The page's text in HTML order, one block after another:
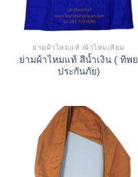
ย่ามผ้าไหมแท้ /ผ้าไหมเทียม
ย่ามผ้าไหมแท้ สีน้ำเงิน ( ทิพย
ประกันภัย)